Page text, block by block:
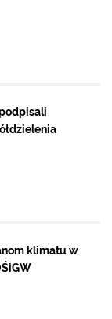
klimatu w